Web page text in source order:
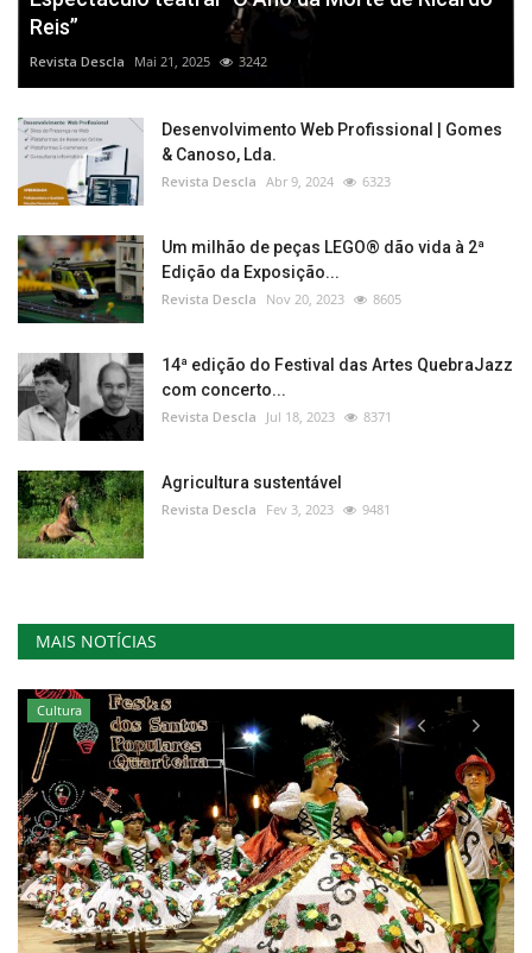
Reis”
Revista Descla Mai 21, 2025 3242
Desenvolvimento Web Profissional | Gomes
& Canoso, Lda.
Revista Descla Abr 9, 2024 6323
Um milhão de peças LEGO® dão vida à 2ª
Edição da Exposição...
Revista Descla Nov 20, 2023 8605
14ª edição do Festival das Artes QuebraJazz
com concerto...
Revista Descla Jul 18, 2023 8371
Agricultura sustentável
Revista Descla Fev 3, 2023 9481
MAIS NOTÍCIAS
Cultura